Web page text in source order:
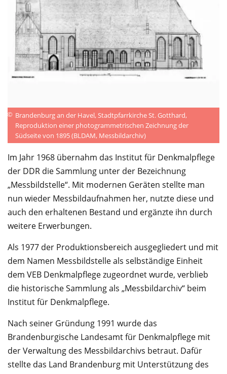
© Brandenburg an der Havel, Stadtpfarrkirche St. Gotthard,
Reproduktion einer photogrammetrischen Zeichnung der
Südseite von 1895 (BLDAM, Messbildarchiv)
Im Jahr 1968 übernahm das Institut für Denkmalpflege
der DDR die Sammlung unter der Bezeichnung
„Messbildstelle“. Mit modernen Geräten stellte man
nun wieder Messbildaufnahmen her, nutzte diese und
auch den erhaltenen Bestand und ergänzte ihn durch
weitere Erwerbungen.
Als 1977 der Produktionsbereich ausgegliedert und mit
dem Namen Messbildstelle als selbständige Einheit
dem VEB Denkmalpflege zugeordnet wurde, verblieb
die historische Sammlung als „Messbildarchiv“ beim
Institut für Denkmalpflege.
Nach seiner Gründung 1991 wurde das
Brandenburgische Landesamt für Denkmalpflege mit
der Verwaltung des Messbildarchivs betraut. Dafür
stellte das Land Brandenburg mit Unterstützung des